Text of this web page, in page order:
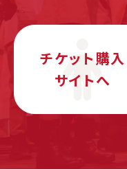
チケット購入
サイトへ